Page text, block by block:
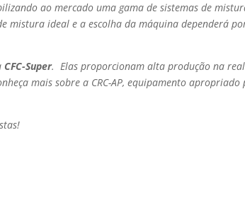
ao mercado uma gama de sistemas de
ideal e a escolha da máquina dependerá
CFC-Super. Elas proporcionam alta produção na
mais sobre a CRC-AP, equipamento apropriado